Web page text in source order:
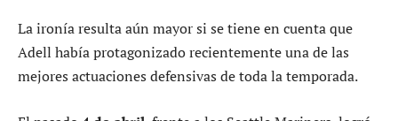
La ironía resulta aún mayor si se tiene en cuenta que
Adell había protagonizado recientemente una de las
mejores actuaciones defensivas de toda la temporada.